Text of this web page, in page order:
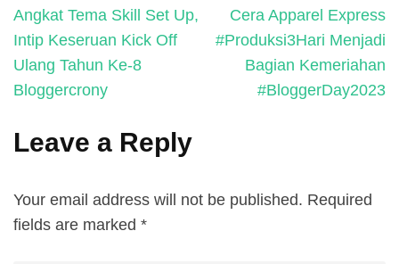
Post
navigation
Angkat Tema Skill Set Up,
Intip Keseruan Kick Off
Ulang Tahun Ke-8
Bloggercrony
Cera Apparel Express
#Produksi3Hari Menjadi
Bagian Kemeriahan
#BloggerDay2023
Leave a Reply
Your email address will not be published. Required
fields are marked *